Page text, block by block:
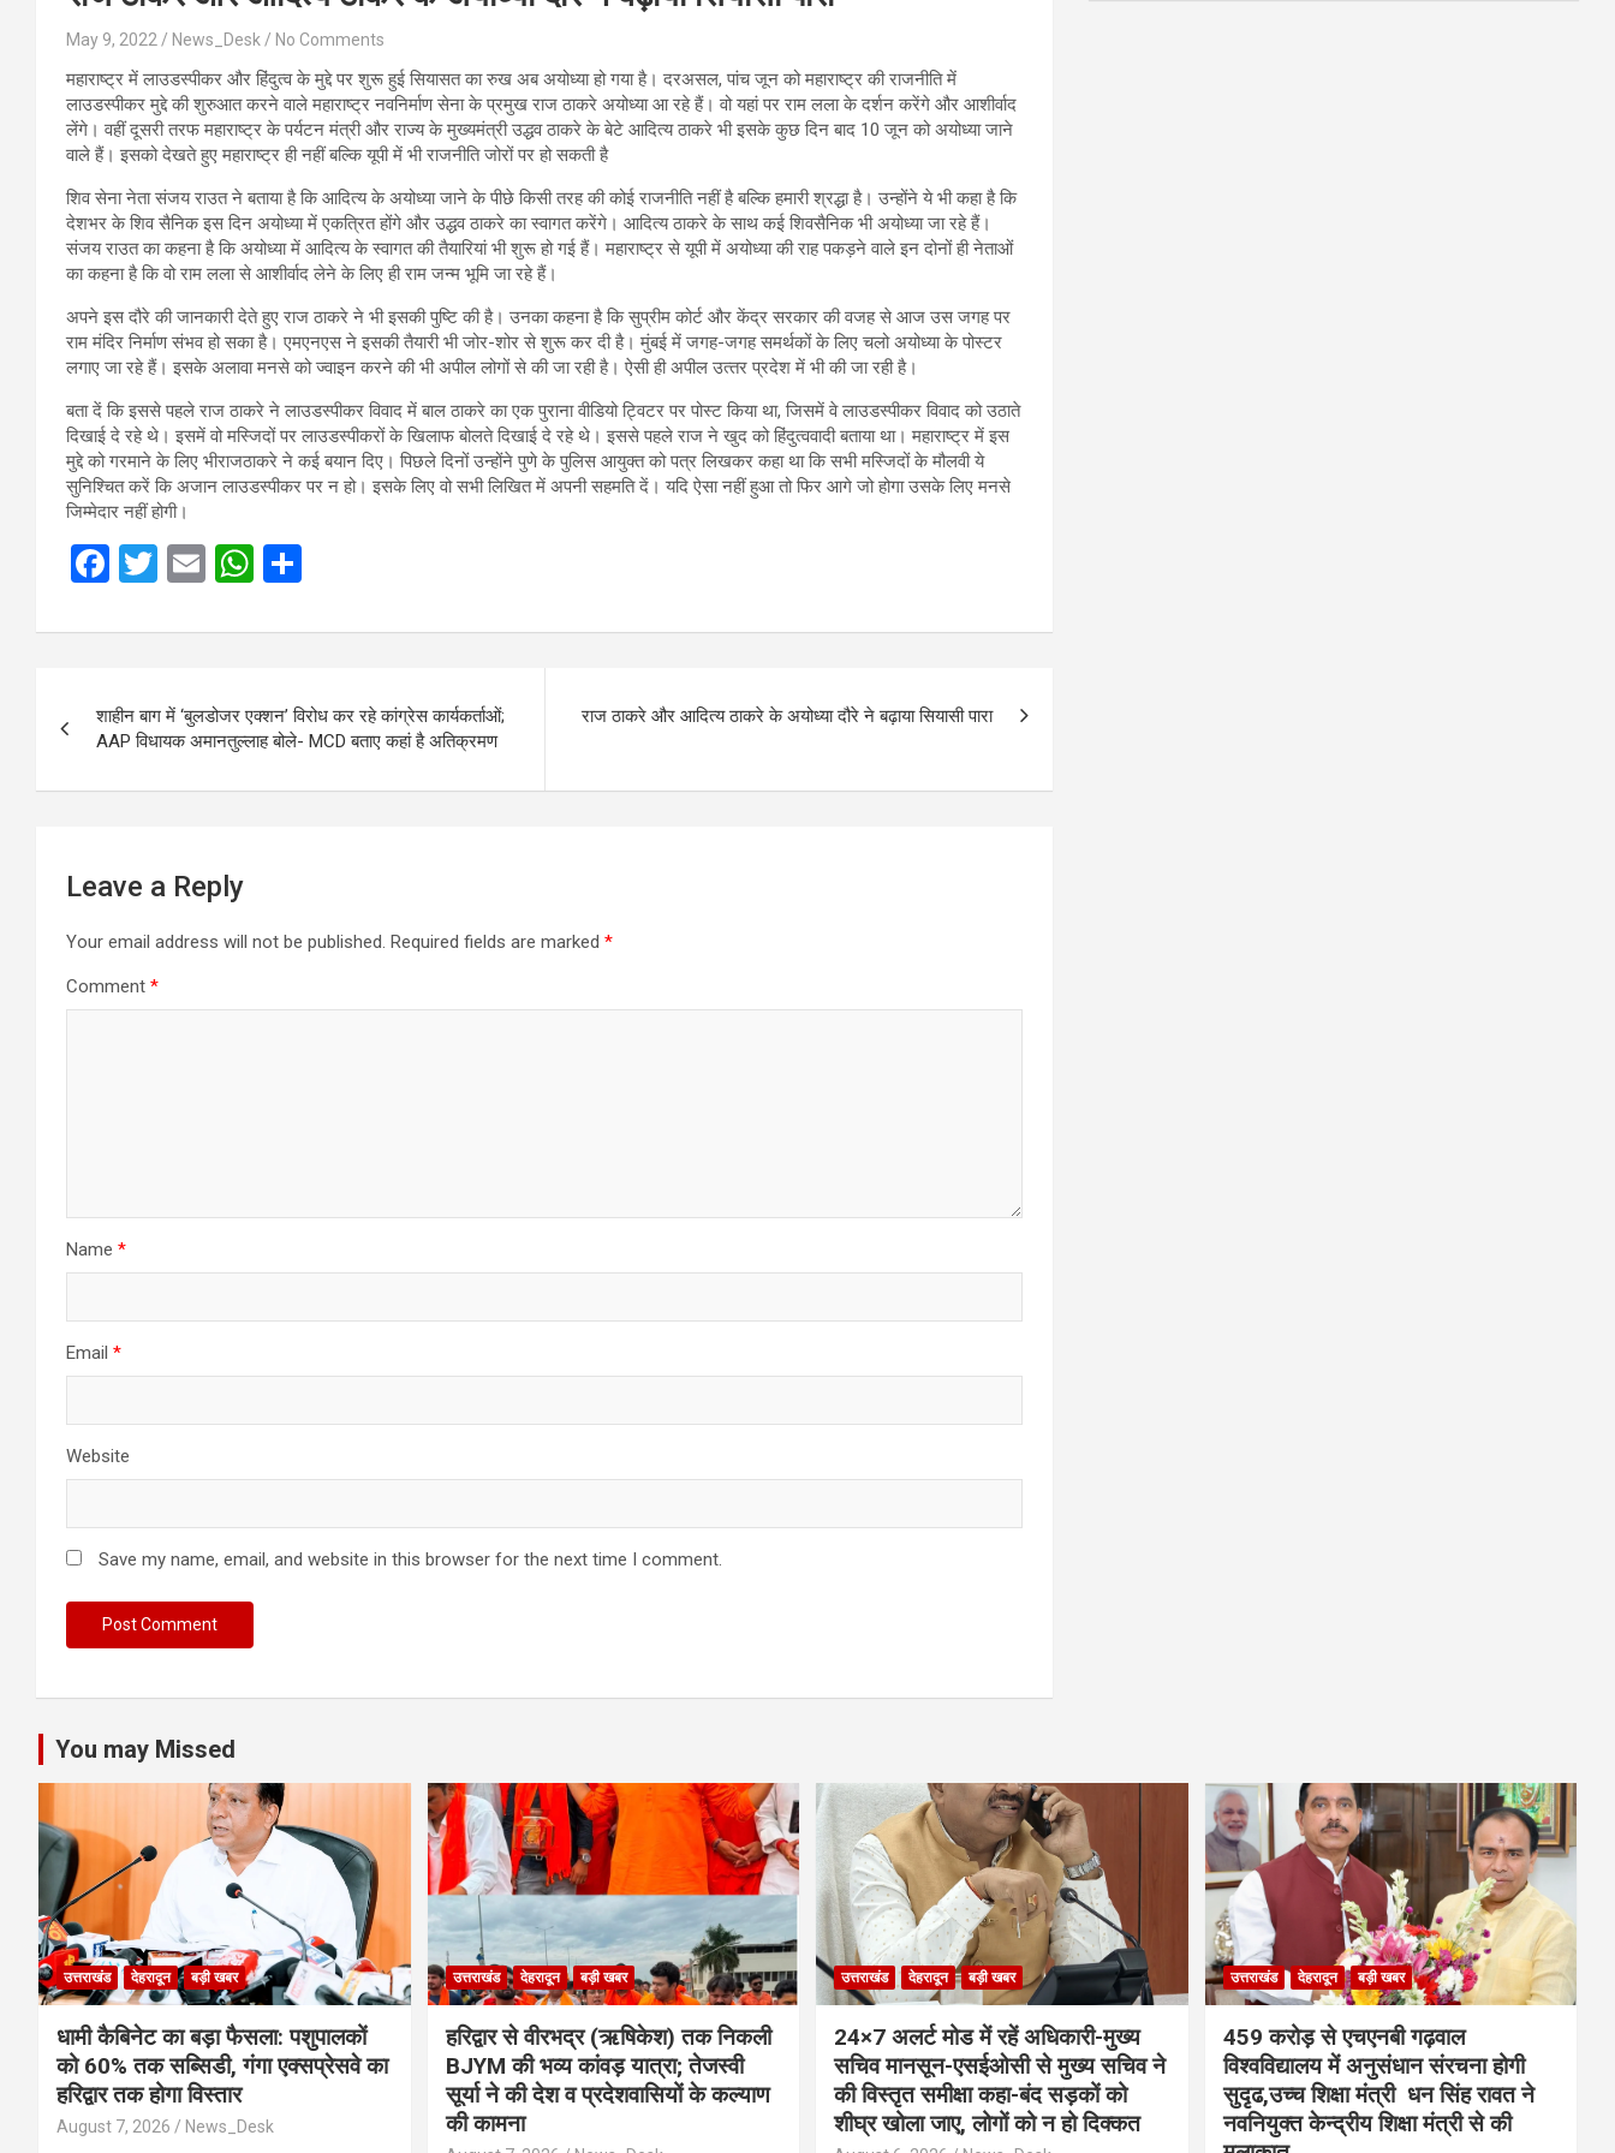
May 9, 2022 News_Desk No Comments
महाराष्‍ट्र में लाउडस्‍पीकर और हिंदुत्‍व के मुद्दे पर शुरू हुई सियासत का रुख अब अयोध्‍या हो गया है। दरअसल, पांच जून को महाराष्‍ट्र की राजनीति में
लाउडस्‍पीकर मुद्दे की शुरुआत करने वाले महाराष्‍ट्र नवनिर्माण सेना के प्रमुख राज ठाकरे अयोध्‍या आ रहे हैं। वो यहां पर राम लला के दर्शन करेंगे और आशीर्वाद
लेंगे। वहीं दूसरी तरफ महाराष्‍ट्र के पर्यटन मंत्री और राज्‍य के मुख्‍यमंत्री उद्धव ठाकरे के बेटे आदित्‍य ठाकरे भी इसके कुछ दिन बाद 10 जून को अयोध्‍या जाने
वाले हैं। इसको देखते हुए महाराष्‍ट्र ही नहीं बल्कि यूपी में भी राजनीति जोरों पर हो सकती है
शिव सेना नेता संजय राउत ने बताया है कि आदित्‍य के अयोध्‍या जाने के पीछे किसी तरह की कोई राजनीति नहीं है बल्कि हमारी श्रद्धा है। उन्‍होंने ये भी कहा है कि
देशभर के शिव सैनिक इस दिन अयोध्‍या में एकत्रित होंगे और उद्धव ठाकरे का स्‍वागत करेंगे। आदित्‍य ठाकरे के साथ कई शिवसैनिक भी अयोध्‍या जा रहे हैं।
संजय राउत का कहना है कि अयोध्‍या में आदित्‍य के स्‍वागत की तैयारियां भी शुरू हो गई हैं। महाराष्‍ट्र से यूपी में अयोध्‍या की राह पकड़ने वाले इन दोनों ही नेताओं
का कहना है कि वो राम लला से आशीर्वाद लेने के लिए ही राम जन्‍म भूमि जा रहे हैं।
अपने इस दौरे की जानकारी देते हुए राज ठाकरे ने भी इसकी पुष्टि की है। उनका कहना है कि सुप्रीम कोर्ट और केंद्र सरकार की वजह से आज उस जगह पर
राम मंदिर निर्माण संभव हो सका है। एमएनएस ने इसकी तैयारी भी जोर-शोर से शुरू कर दी है। मुंबई में जगह-जगह समर्थकों के लिए चलो अयोध्‍या के पोस्‍टर
लगाए जा रहे हैं। इसके अलावा मनसे को ज्‍वाइन करने की भी अपील लोगों से की जा रही है। ऐसी ही अपील उत्‍तर प्रदेश में भी की जा रही है।
बता दें कि इससे पहले राज ठाकरे ने लाउडस्‍पीकर विवाद में बाल ठाकरे का एक पुराना वीडियो ट्विटर पर पोस्‍ट किया था, जिसमें वे लाउडस्‍पीकर विवाद को उठाते
दिखाई दे रहे थे। इसमें वो मस्जिदों पर लाउडस्‍पीकरों के खिलाफ बोलते दिखाई दे रहे थे। इससे पहले राज ने खुद को हिंदुत्‍ववादी बताया था। महाराष्‍ट्र में इस
मुद्दे को गरमाने के लिए भीराजठाकरे ने कई बयान दिए। पिछले दिनों उन्‍होंने पुणे के पुलिस आयुक्‍त को पत्र लिखकर कहा था कि सभी मस्जिदों के मौलवी ये
सुनिश्चित करें कि अजान लाउडस्‍पीकर पर न हो। इसके लिए वो सभी लिखित में अपनी सहमति दें। यदि ऐसा नहीं हुआ तो फिर आगे जो होगा उसके लिए मनसे
जिम्‍मेदार नहीं होगी।
F
ce
o
o
k
T
tt
E
ail
W
at
A
p
p
ar
navigation
शाहीन बाग में ‘बुलडोजर एक्शन’ विरोध कर रहे कांग्रेस कार्यकर्ताओं;
AAP विधायक अमानतुल्लाह बोले- MCD बताए कहां है अतिक्रमण
राज ठाकरे और आदित्‍य ठाकरे के अयोध्या दौरे ने बढ़ाया सियासी पारा
Leave a Reply
Your email address will not be published. Required fields are marked *
Comment *
Name *
Email *
Website
Save my name, email, and website in this browser for the next time I comment.
You may Missed
उत्तराखंड देहरादून बड़ी खबर
​धामी कैबिनेट का बड़ा फैसला: पशुपालकों
को 60% तक सब्सिडी, गंगा एक्सप्रेसवे का
हरिद्वार तक होगा विस्तार
August 7, 2026 News_Desk
उत्तराखंड देहरादून बड़ी खबर
​हरिद्वार से वीरभद्र (ऋषिकेश) तक निकली
BJYM की भव्य कांवड़ यात्रा; तेजस्वी
सूर्या ने की देश व प्रदेशवासियों के कल्याण
की कामना
उत्तराखंड देहरादून बड़ी खबर
24×7 अलर्ट मोड में रहें अधिकारी-मुख्य
सचिव मानसून-एसईओसी से मुख्य सचिव ने
की विस्तृत समीक्षा कहा-बंद सड़कों को
शीघ्र खोला जाए, लोगों को न हो दिक्कत
उत्तराखंड देहरादून बड़ी खबर
459 करोड़ से एचएनबी गढ़वाल
विश्वविद्यालय में अनुसंधान संरचना होगी
सुदृढ,उच्च शिक्षा मंत्री धन सिंह रावत ने
नवनियुक्त केन्द्रीय शिक्षा मंत्री से की